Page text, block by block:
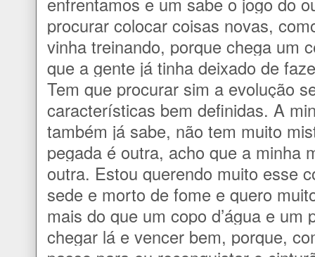
procurar colocar coisas novas,
vinha treinando, porque chega um
que a gente já tinha deixado de
Tem que procurar sim a evolução
características bem definidas. A
também já sabe, não tem muito
pegada é outra, acho que a minha
outra. Estou querendo muito esse
sede e morto de fome e quero
mais do que um copo d’água e um
chegar lá e vencer bem, porque,